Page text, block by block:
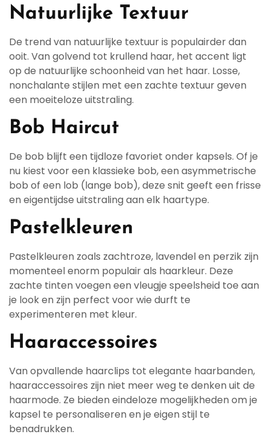
Natuurlijke Textuur
De trend van natuurlijke textuur is populairder dan
ooit. Van golvend tot krullend haar, het accent ligt
op de natuurlijke schoonheid van het haar. Losse,
nonchalante stijlen met een zachte textuur geven
een moeiteloze uitstraling.
Bob Haircut
De bob blijft een tijdloze favoriet onder kapsels. Of je
nu kiest voor een klassieke bob, een asymmetrische
bob of een lob (lange bob), deze snit geeft een frisse
en eigentijdse uitstraling aan elk haartype.
Pastelkleuren
Pastelkleuren zoals zachtroze, lavendel en perzik zijn
momenteel enorm populair als haarkleur. Deze
zachte tinten voegen een vleugje speelsheid toe aan
je look en zijn perfect voor wie durft te
experimenteren met kleur.
Haaraccessoires
Van opvallende haarclips tot elegante haarbanden,
haaraccessoires zijn niet meer weg te denken uit de
haarmode. Ze bieden eindeloze mogelijkheden om je
kapsel te personaliseren en je eigen stijl te
benadrukken.